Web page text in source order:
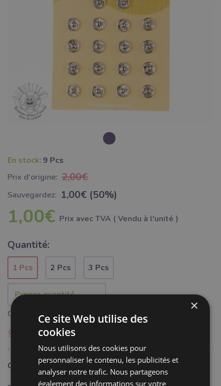
En stock: 9 Pcs
Prix ​​d'origine: 2,00€
Sauvegardez: 1,00€ (50%)
1,00€ Prix ​​avec TVA ( Vendu à l'unité )
Quantité:
1 Pcs 2 Pcs 3 Pcs
Quantité minimale 1 pièce
Ajouter à Bubumix
Catégorie: Mercerie
×
Ce site Web utilise des
cookies
Nous utilisons des cookies pour
personnaliser le contenu, les publicités et
analyser notre trafic. Nous partageons
également des informations sur votre